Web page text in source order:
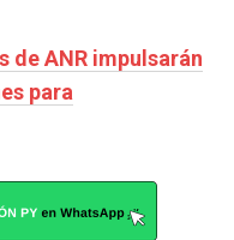
de ANR impulsarán
para